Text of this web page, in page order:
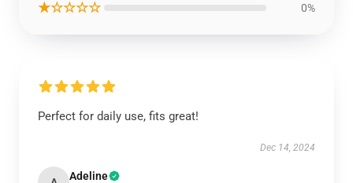
★☆☆☆☆ 0%
Perfect for daily use, fits great!
Dec 14, 2024
Adeline